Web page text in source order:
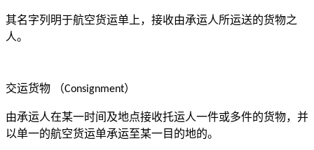
其名字列明于航空货运单上，接收由承运人所运送的货物之
人。
交运货物 （Consignment）
由承运人在某一时间及地点接收托运人一件或多件的货物，并
以单一的航空货运单承运至某一目的地的。